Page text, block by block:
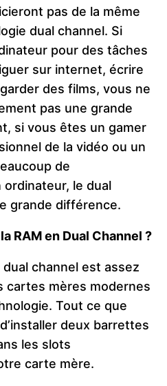
pas de la même
dual channel. Si
pour des tâches
sur internet, écrire
des films, vous ne
pas une grande
si vous êtes un gamer
de la vidéo ou un
de
le dual
grande différence.
RAM en Dual Channel ?
channel est assez
cartes mères modernes
Tout ce que
deux barrettes
les slots
carte mère.